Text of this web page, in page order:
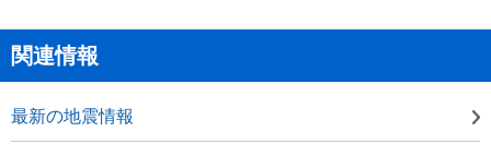
関連情報
最新の地震情報